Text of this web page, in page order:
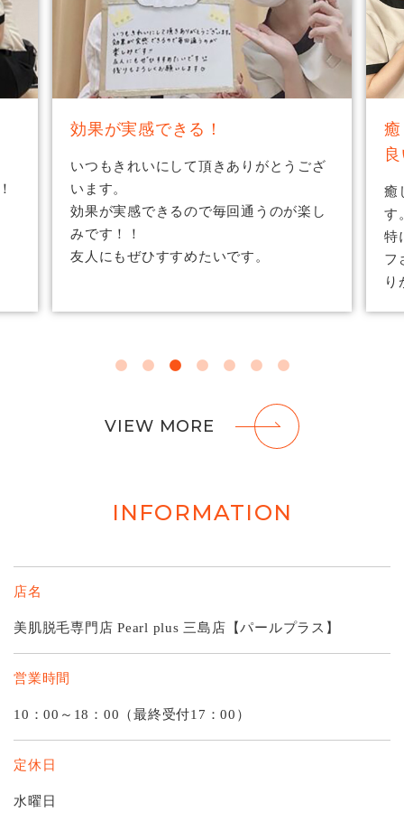
癒しの時間♪フェイシャルが気持ち
癒しの時間で通うのがとっても楽しみで
す。
特にフェイシャルが気持ち良く、スタッ
フさんとのおしゃべりも楽しいです。あ
と
細
か
ン
VIEW MORE
INFORMATION
店名
美肌脱毛専門店 Pearl plus 三島店【パールプラス】
営業時間
10：00～18：00（最終受付17：00）
定休日
水曜日